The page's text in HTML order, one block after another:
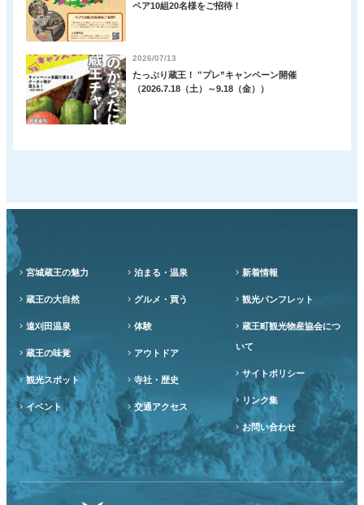
ペア10組20名様をご招待！
2026/07/13
たっぷり蔵王！ ‟プレ”キャンペーン開催
（2026.7.18（土）～9.18（金））
宮城蔵王の魅力
蔵王の大自然
遠刈田温泉
蔵王の味覚
観光スポット
イベント
泊まる・温泉
グルメ・買う
体験
アウトドア
寺社・歴史
交通アクセス
新着情報
観光パンフレット
蔵王町観光物産協会につ
いて
サイトポリシー
リンク集
お問い合わせ